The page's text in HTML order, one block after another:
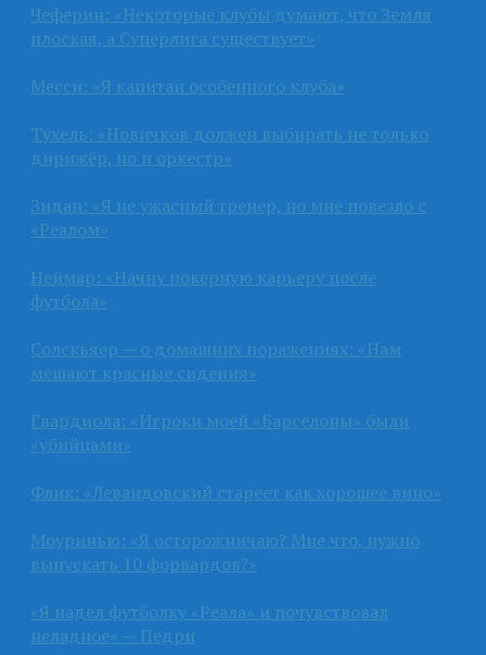
Чеферин: «Некоторые клубы думают, что Земля
плоская, а Суперлига существует»
Месси: «Я капитан особенного клуба»
Тухель: «Новичков должен выбирать не только
дирижёр, но и оркестр»
Зидан: «Я не ужасный тренер, но мне повезло с
«Реалом»
Неймар: «Начну покерную карьеру после
футбола»
Солскьяер — о домашних поражениях: «Нам
мешают красные сидения»
Гвардиола: «Игроки моей «Барселоны» были
«убийцами»
Флик: «Левандовский стареет как хорошее вино»
Моуринью: «Я осторожничаю? Мне что, нужно
выпускать 10 форвардов?»
«Я надел футболку «Реала» и почувствовал
неладное» — Педри